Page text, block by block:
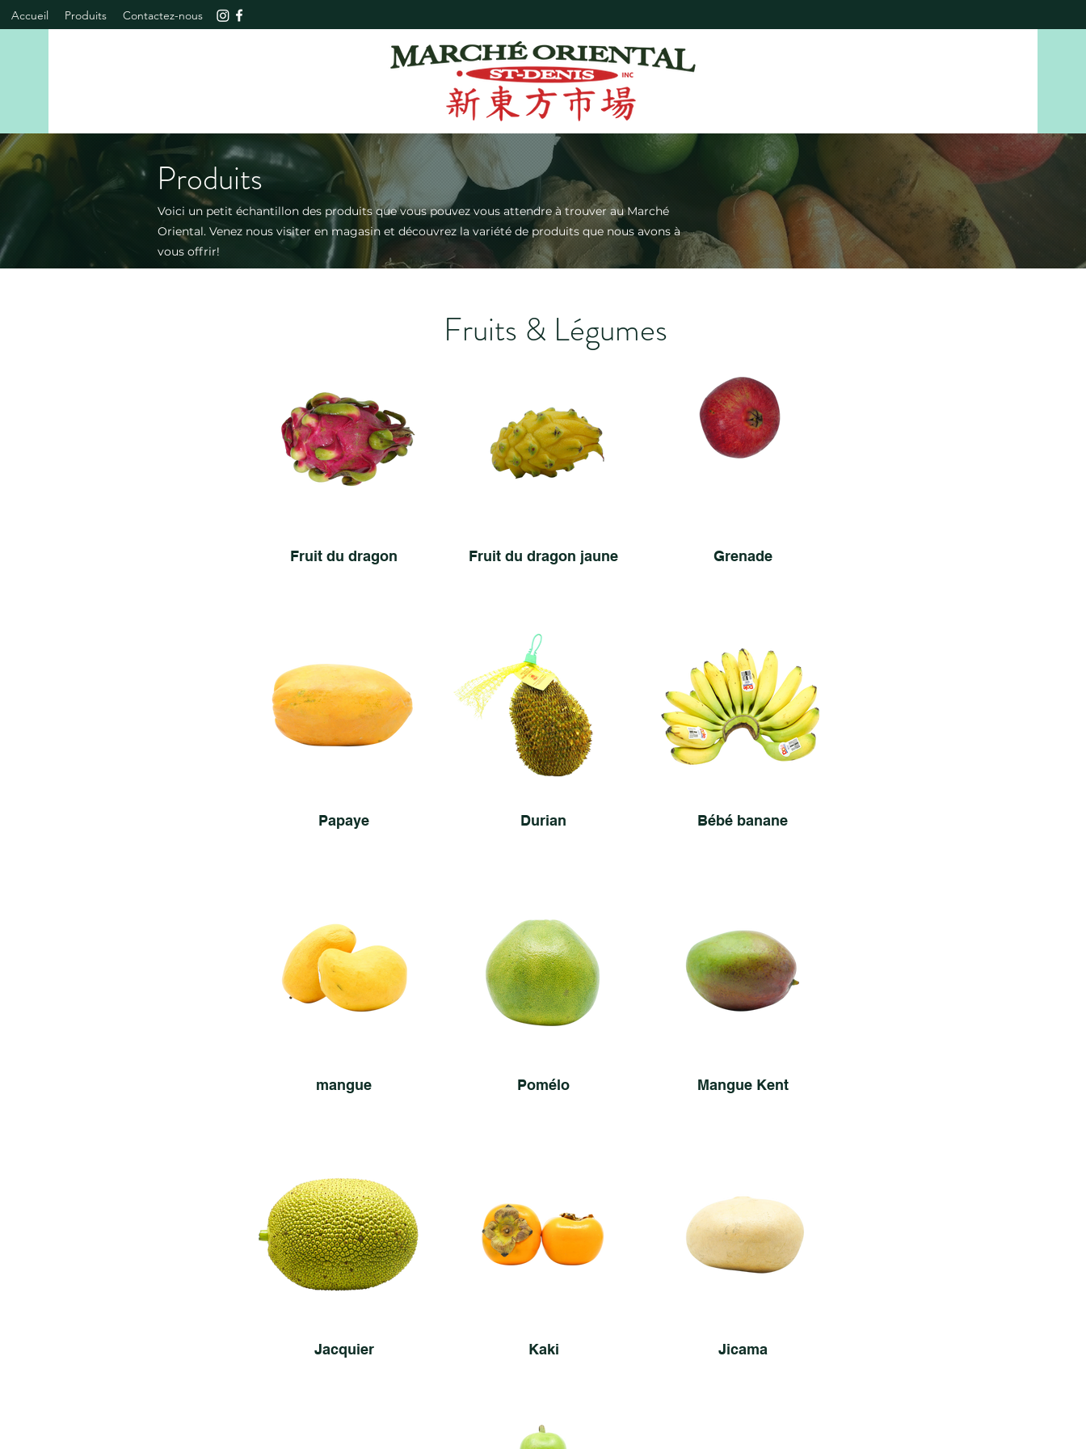
Accueil Produits Contactez-nous
Produits
Voici un petit échantillon des produits que vous pouvez vous attendre à trouver au Marché
Oriental. Venez nous visiter en magasin et découvrez la variété de produits que nous avons à
vous offrir!
Fruits & Légumes
Fruit du dragon Fruit du dragon jaune Grenade
Papaye Durian Bébé banane
mangue Pomélo Mangue Kent
Jacquier Kaki Jicama